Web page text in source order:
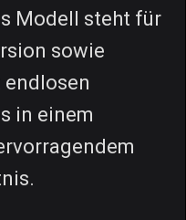
Modell steht für
sowie
in einem